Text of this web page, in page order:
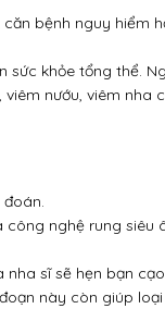
bệnh nguy hiểm
sức khỏe tổng thể.
viêm nướu, viêm nha
nghệ rung
sĩ sẽ hẹn bạn
này còn giúp